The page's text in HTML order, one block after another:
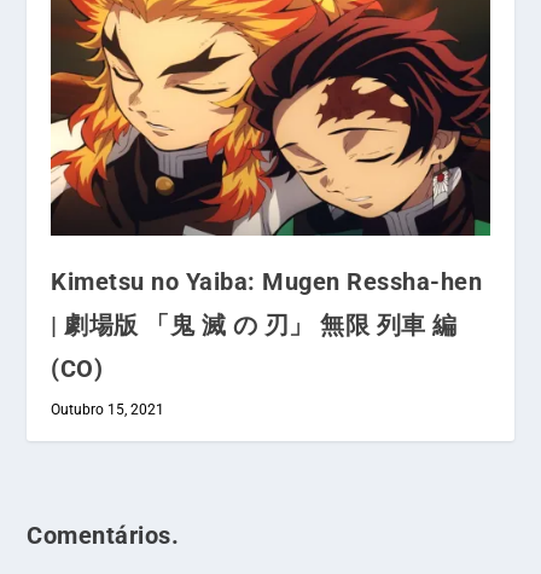
Kimetsu no Yaiba: Mugen Ressha-hen
| 劇場版 「鬼 滅 の 刃」 無限 列車 編
(CO)
Outubro 15, 2021
Comentários.